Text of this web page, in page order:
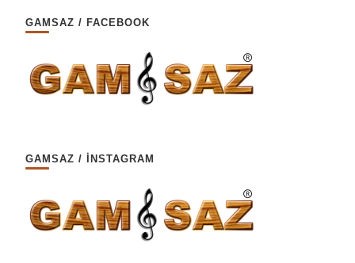
GAMSAZ / FACEBOOK
GAMSAZ / İNSTAGRAM